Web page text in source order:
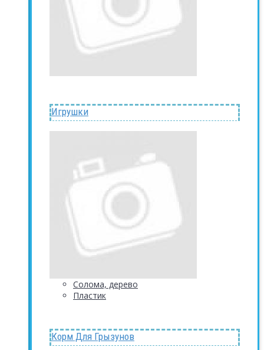
Игрушки
Солома, дерево
Пластик
Корм Для Грызунов